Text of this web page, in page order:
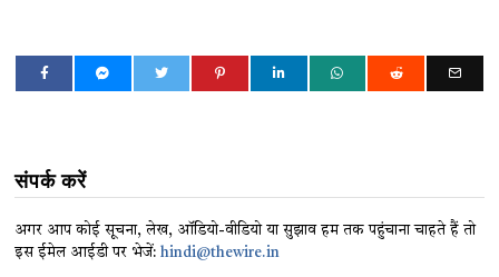
संपर्क करें
अगर आप कोई सूचना, लेख, ऑडियो-वीडियो या सुझाव हम तक पहुंचाना चाहते हैं तो
इस ईमेल आईडी पर भेजें:hindi@thewire.in